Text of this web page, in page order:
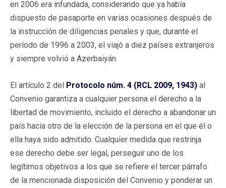
en 2006 era infundada, considerando que ya había
dispuesto de pasaporte en varias ocasiones después de
la instrucción de diligencias penales y que, durante el
período de 1996 a 2003, el viajó a diez países extranjeros
y siempre volvió a Azerbaiyán.
El artículo 2 del Protocolo núm. 4 (RCL 2009, 1943) al
Convenio garantiza a cualquier persona el derecho a la
libertad de movimiento, incluido el derecho a abandonar un
país hacia otro de la elección de la persona en el que él o
ella haya sido admitido. Cualquier medida que restrinja
ese derecho debe ser legal, perseguir uno de los
legítimos objetivos a los que se refiere el tercer párrafo
de la mencionada disposición del Convenio y ponderar un